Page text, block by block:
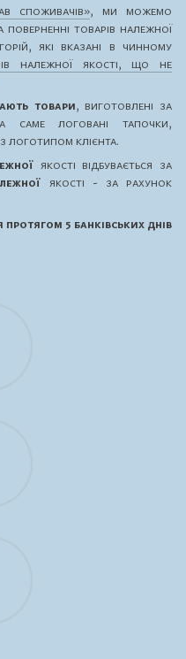
споживачів», ми можемо
товарів належної
які вказані в чинному
належної якості, що не
товари, виготовлені за
саме логовані тапочки,
логотипом клієнта.
якості відбувається за
якості - за рахунок
5 банківських днів